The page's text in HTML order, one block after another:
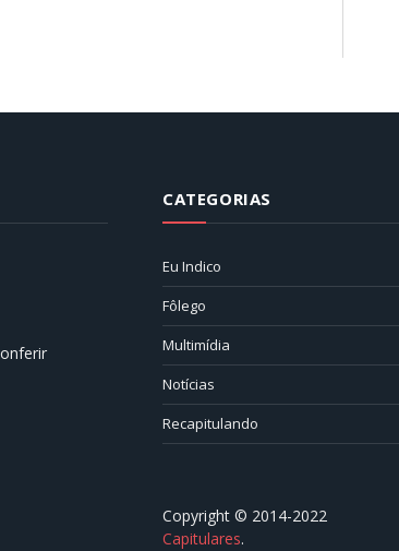
CATEGORIAS
Eu Indico
Fôlego
Multimídia
Notícias
Recapitulando
Copyright © 2014-2022
Capitulares.⠀⠀⠀⠀⠀⠀⠀⠀⠀⠀⠀⠀⠀⠀⠀